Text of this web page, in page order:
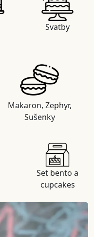
Svatby
Makaron, Zephyr,
Sušenky
Set bento a
cupcakes